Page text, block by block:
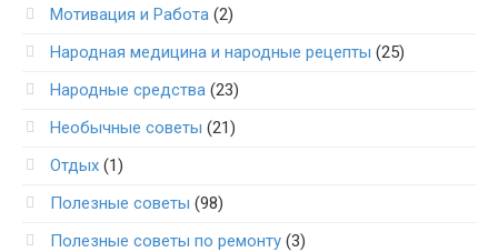
Мотивация и Работа (2)
Народная медицина и народные рецепты (25)
Народные средства (23)
Необычные советы (21)
Отдых (1)
Полезные советы (98)
Полезные советы по ремонту (3)